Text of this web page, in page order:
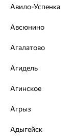
Авило-Успенка
Авсюнино
Агалатово
Агидель
Агинское
Агрыз
Адыгейск